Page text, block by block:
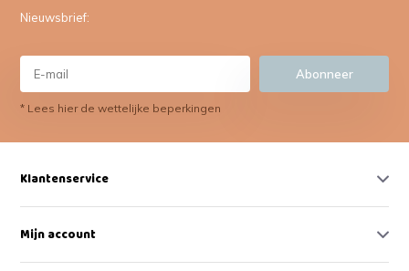
Nieuwsbrief:
Abonneer
* Lees hier de wettelijke beperkingen
Klantenservice
Mijn account